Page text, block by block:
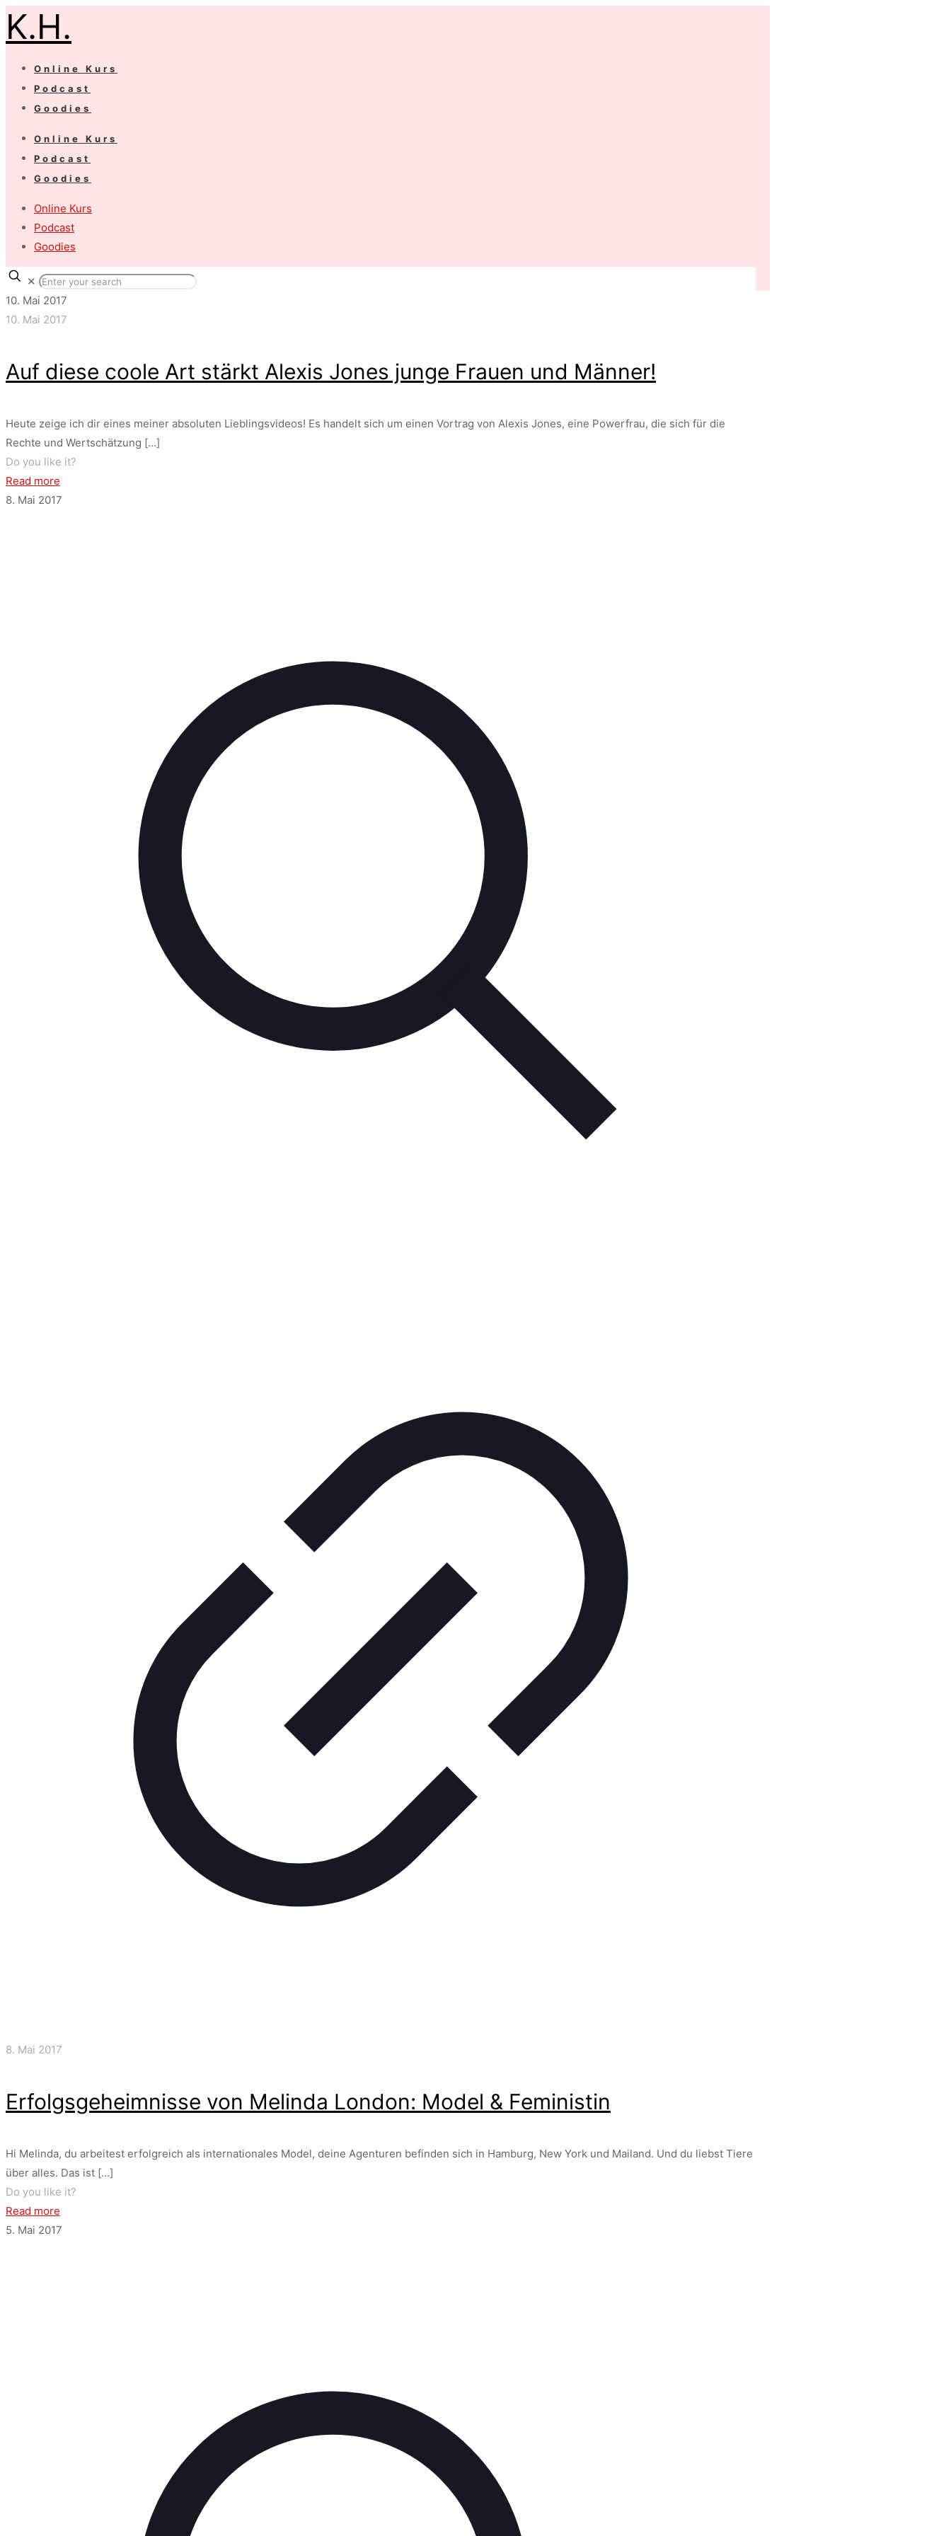
K.H.
Online Kurs
Podcast
Goodies
Online Kurs
Podcast
Goodies
Online Kurs
Podcast
Goodies
✕
10. Mai 2017
10. Mai 2017
Auf diese coole Art stärkt Alexis Jones junge Frauen und Männer!
Heute zeige ich dir eines meiner absoluten Lieblingsvideos! Es handelt sich um einen Vortrag von Alexis Jones, eine Powerfrau, die sich für die
Rechte und Wertschätzung […]
Do you like it?
Read more
8. Mai 2017
8. Mai 2017
Erfolgsgeheimnisse von Melinda London: Model & Feministin
Hi Melinda, du arbeitest erfolgreich als internationales Model, deine Agenturen befinden sich in Hamburg, New York und Mailand. Und du liebst Tiere
über alles. Das ist […]
Do you like it?
Read more
5. Mai 2017